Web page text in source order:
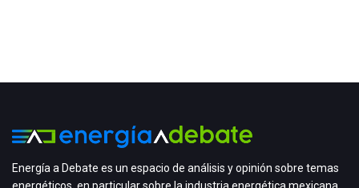
Energía a Debate es un espacio de análisis y opinión sobre temas